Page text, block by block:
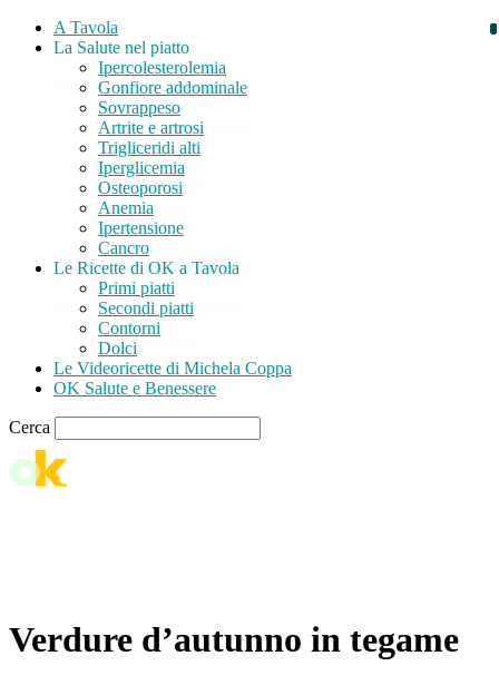
A Tavola
La Salute nel piatto
Ipercolesterolemia
Gonfiore addominale
Sovrappeso
Artrite e artrosi
Trigliceridi alti
Iperglicemia
Osteoporosi
Anemia
Ipertensione
Cancro
Le Ricette di OK a Tavola
Primi piatti
Secondi piatti
Contorni
Dolci
Le Videoricette di Michela Coppa
OK Salute e Benessere
Cerca
Verdure d’autunno in tegame